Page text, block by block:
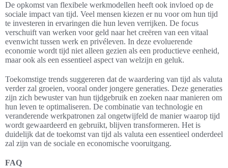
De opkomst van flexibele werkmodellen heeft ook invloed op de
sociale impact van tijd. Veel mensen kiezen er nu voor om hun tijd
te investeren in ervaringen die hun leven verrijken. De focus
verschuift van werken voor geld naar het creëren van een vitaal
evenwicht tussen werk en privéleven. In deze evoluerende
economie wordt tijd niet alleen gezien als een productieve eenheid,
maar ook als een essentieel aspect van welzijn en geluk.
Toekomstige trends suggereren dat de waardering van tijd als valuta
verder zal groeien, vooral onder jongere generaties. Deze generaties
zijn zich bewuster van hun tijdgebruik en zoeken naar manieren om
hun leven te optimaliseren. De combinatie van technologie en
veranderende werkpatronen zal ongetwijfeld de manier waarop tijd
wordt gewaardeerd en gebruikt, blijven transformeren. Het is
duidelijk dat de toekomst van tijd als valuta een essentieel onderdeel
zal zijn van de sociale en economische vooruitgang.
FAQ